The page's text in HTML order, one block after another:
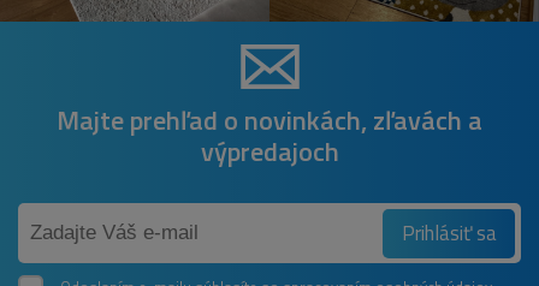
Majte prehľad o novinkách, zľavách a
výpredajoch
Prihlásiť sa